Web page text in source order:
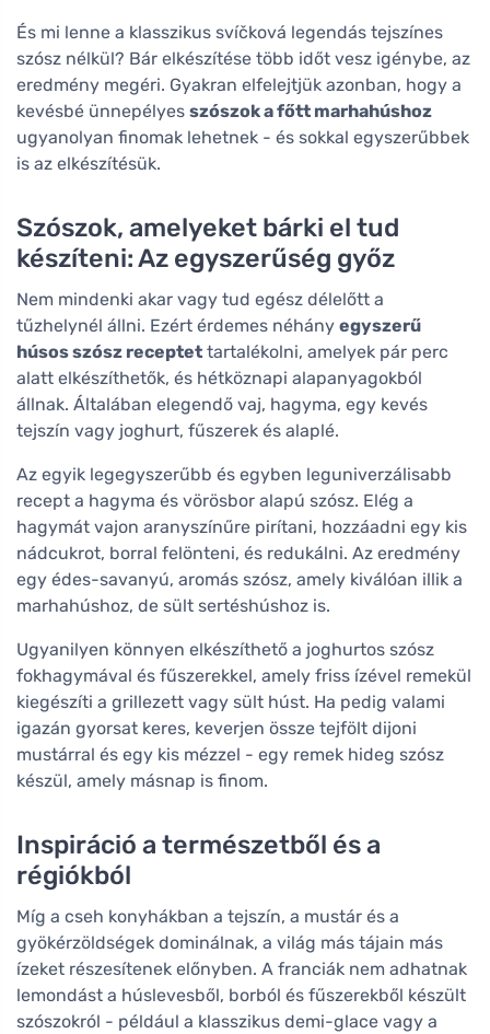
És mi lenne a klasszikus svíčková legendás tejszínes
szósz nélkül? Bár elkészítése több időt vesz igénybe, az
eredmény megéri. Gyakran elfelejtjük azonban, hogy a
kevésbé ünnepélyes szószok a főtt marhahúshoz
ugyanolyan finomak lehetnek - és sokkal egyszerűbbek
is az elkészítésük.
Szószok, amelyeket bárki el tud
készíteni: Az egyszerűség győz
Nem mindenki akar vagy tud egész délelőtt a
tűzhelynél állni. Ezért érdemes néhány egyszerű
húsos szósz receptet tartalékolni, amelyek pár perc
alatt elkészíthetők, és hétköznapi alapanyagokból
állnak. Általában elegendő vaj, hagyma, egy kevés
tejszín vagy joghurt, fűszerek és alaplé.
Az egyik legegyszerűbb és egyben leguniverzálisabb
recept a hagyma és vörösbor alapú szósz. Elég a
hagymát vajon aranyszínűre pirítani, hozzáadni egy kis
nádcukrot, borral felönteni, és redukálni. Az eredmény
egy édes-savanyú, aromás szósz, amely kiválóan illik a
marhahúshoz, de sült sertéshúshoz is.
Ugyanilyen könnyen elkészíthető a joghurtos szósz
fokhagymával és fűszerekkel, amely friss ízével remekül
kiegészíti a grillezett vagy sült húst. Ha pedig valami
igazán gyorsat keres, keverjen össze tejfölt dijoni
mustárral és egy kis mézzel - egy remek hideg szósz
készül, amely másnap is finom.
Inspiráció a természetből és a
régiókból
Míg a cseh konyhákban a tejszín, a mustár és a
gyökérzöldségek dominálnak, a világ más tájain más
ízeket részesítenek előnyben. A franciák nem adhatnak
lemondást a húslevesből, borból és fűszerekből készült
szószokról - például a klasszikus demi-glace vagy a